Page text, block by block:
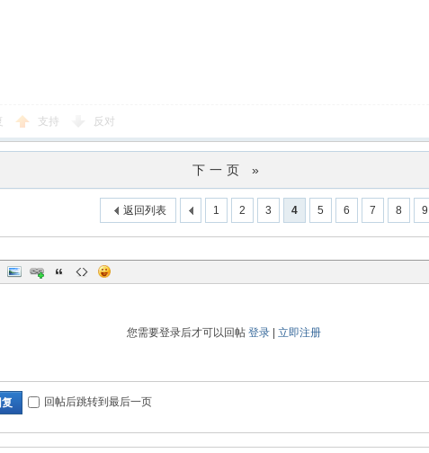
支持 反对
下一页 »
1 2 3 4 5 6 7 8 9
返回列表
您需要登录后才可以回帖 登录| 立即注册
回帖后跳转到最后一页